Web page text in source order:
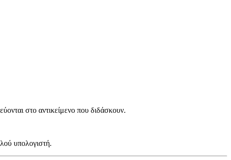
στο αντικείμενο που διδάσκουν.
υπολογιστή.